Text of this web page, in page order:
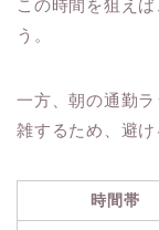
この時間を狙え
う。
一方、朝の通勤
雑するため、避け
時間帯